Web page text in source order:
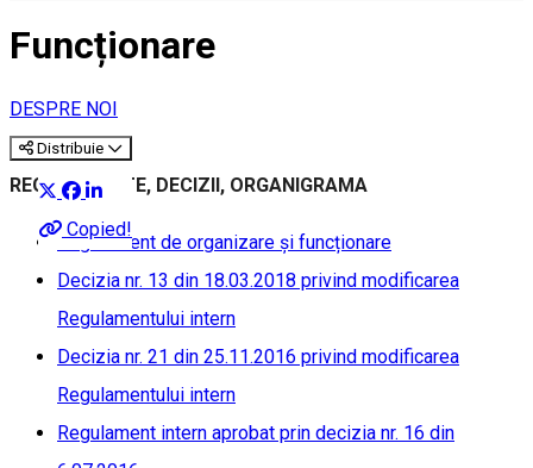
Funcționare
DESPRE NOI
Distribuie
Copied!
REGULAMENTE, DECIZII, ORGANIGRAMA
Regulament de organizare și funcționare
Decizia nr. 13 din 18.03.2018 privind modificarea
Regulamentului intern
Decizia nr. 21 din 25.11.2016 privind modificarea
Regulamentului intern
Regulament intern aprobat prin decizia nr. 16 din